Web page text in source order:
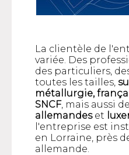
La clientèle de
variée. Des
des particuliers,
toutes les tailles,
métallurgie,
SNCF, mais aussi
allemandeset
l'entreprise est
en Lorraine, près
allemande.